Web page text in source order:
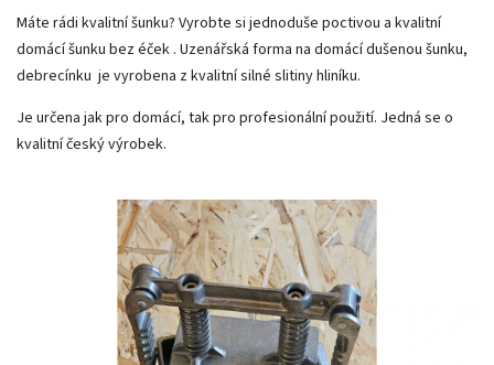
Máte rádi kvalitní šunku? Vyrobte si jednoduše poctivou a kvalitní
domácí šunku bez éček . Uzenářská forma na domácí dušenou šunku,
debrecínku je vyrobena z kvalitní silné slitiny hliníku.
Je určena jak pro domácí, tak pro profesionální použití. Jedná se o
kvalitní český výrobek.